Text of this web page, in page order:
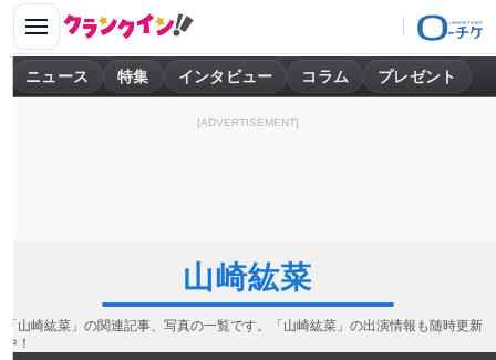
ニュース 特集 インタビュー コラム プレゼント
[ADVERTISEMENT]
山崎紘菜
「山崎紘菜」の関連記事、写真の一覧です。「山崎紘菜」の出演情報も随時更新
中！